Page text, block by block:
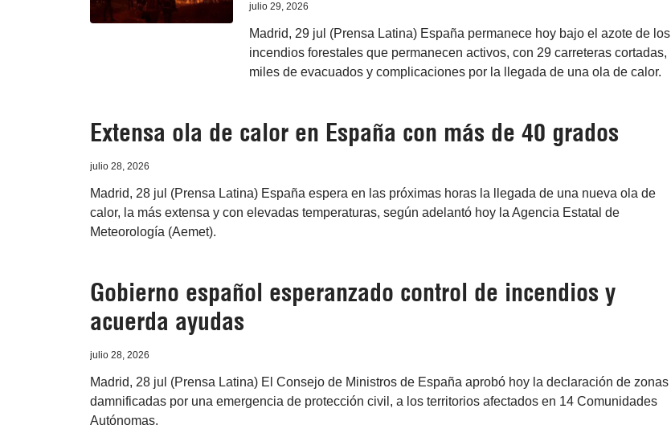
julio 29, 2026
Madrid, 29 jul (Prensa Latina) España permanece hoy bajo el azote de los
incendios forestales que permanecen activos, con 29 carreteras cortadas,
miles de evacuados y complicaciones por la llegada de una ola de calor.
Extensa ola de calor en España con más de 40 grados
julio 28, 2026
Madrid, 28 jul (Prensa Latina) España espera en las próximas horas la llegada de una nueva ola de
calor, la más extensa y con elevadas temperaturas, según adelantó hoy la Agencia Estatal de
Meteorología (Aemet).
Gobierno español esperanzado control de incendios y
acuerda ayudas
julio 28, 2026
Madrid, 28 jul (Prensa Latina) El Consejo de Ministros de España aprobó hoy la declaración de zonas
damnificadas por una emergencia de protección civil, a los territorios afectados en 14 Comunidades
Autónomas.